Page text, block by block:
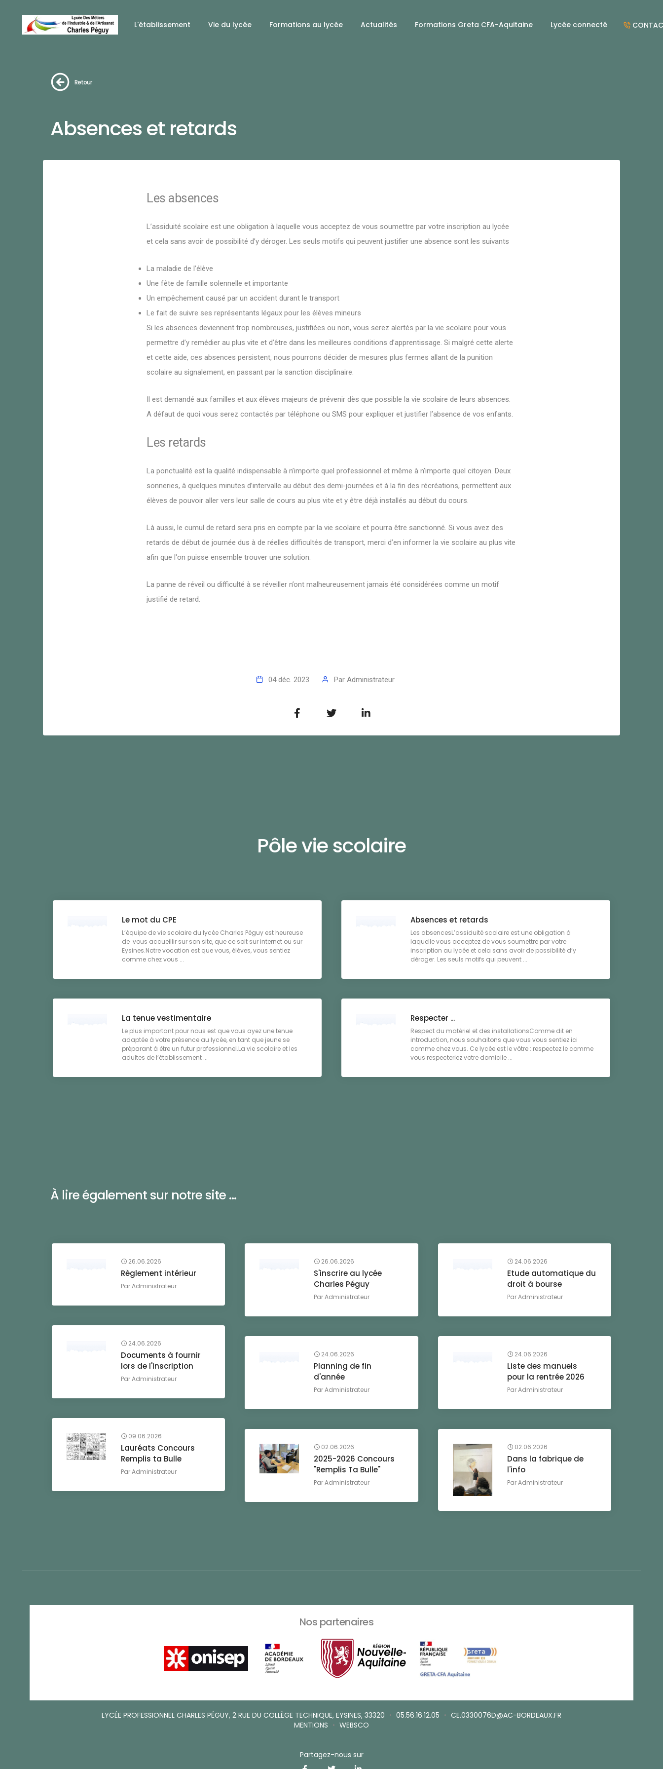
L'établissement Vie du lycée Formations au lycée Actualités Formations Greta CFA-Aquitaine Lycée connecté
Retour
Absences et retards
Les absences
L’assiduité scolaire est une obligation à laquelle vous acceptez de vous soumettre par votre inscription au lycée
et cela sans avoir de possibilité d’y déroger. Les seuls motifs qui peuvent justifier une absence sont les suivants
La maladie de l’élève
Une fête de famille solennelle et importante
Un empêchement causé par un accident durant le transport
Le fait de suivre ses représentants légaux pour les élèves mineurs
Si les absences deviennent trop nombreuses, justifiées ou non, vous serez alertés par la vie scolaire pour vous
permettre d’y remédier au plus vite et d’être dans les meilleures conditions d’apprentissage. Si malgré cette alerte
et cette aide, ces absences persistent, nous pourrons décider de mesures plus fermes allant de la punition
scolaire au signalement, en passant par la sanction disciplinaire.
Il est demandé aux familles et aux élèves majeurs de prévenir dès que possible la vie scolaire de leurs absences.
A défaut de quoi vous serez contactés par téléphone ou SMS pour expliquer et justifier l’absence de vos enfants.
Les retards
La ponctualité est la qualité indispensable à n’importe quel professionnel et même à n’importe quel citoyen. Deux
sonneries, à quelques minutes d’intervalle au début des demi-journées et à la fin des récréations, permettent aux
élèves de pouvoir aller vers leur salle de cours au plus vite et y être déjà installés au début du cours.
Là aussi, le cumul de retard sera pris en compte par la vie scolaire et pourra être sanctionné. Si vous avez des
retards de début de journée dus à de réelles difficultés de transport, merci d’en informer la vie scolaire au plus vite
afin que l'on puisse ensemble trouver une solution.
La panne de réveil ou difficulté à se réveiller n’ont malheureusement jamais été considérées comme un motif
justifié de retard.
04 déc. 2023 Par Administrateur
Pôle vie scolaire
Le mot du CPE
L’équipe de vie scolaire du lycée Charles Péguy est heureuse
de vous accueillir sur son site, que ce soit sur internet ou sur
Eysines.Notre vocation est que vous, élèves, vous sentiez
comme chez vous ...
Absences et retards
Les absencesL’assiduité scolaire est une obligation à
laquelle vous acceptez de vous soumettre par votre
inscription au lycée et cela sans avoir de possibilité d’y
déroger. Les seuls motifs qui peuvent ...
La tenue vestimentaire
Le plus important pour nous est que vous ayez une tenue
adaptée à votre présence au lycée, en tant que jeune se
préparant à être un futur professionnel.La vie scolaire et les
adultes de l’établissement ...
Respecter ...
Respect du matériel et des installationsComme dit en
introduction, nous souhaitons que vous vous sentiez ici
comme chez vous. Ce lycée est le vôtre : respectez le comme
vous respecteriez votre domicile ...
À lire également sur notre site ...
26.06.2026
Règlement intérieur
ParAdministrateur
26.06.2026
S'inscrire au lycée
Charles Péguy
ParAdministrateur
24.06.2026
Etude automatique du
droit à bourse
ParAdministrateur
24.06.2026
Documents à fournir
lors de l'inscription
ParAdministrateur
24.06.2026
Planning de fin
d'année
ParAdministrateur
24.06.2026
Liste des manuels
pour la rentrée 2026
ParAdministrateur
09.06.2026
Lauréats Concours
Remplis ta Bulle
ParAdministrateur
02.06.2026
2025-2026 Concours
"Remplis Ta Bulle"
ParAdministrateur
02.06.2026
Dans la fabrique de
l'info
ParAdministrateur
Nos partenaires
LYCÉE PROFESSIONNEL CHARLES PÉGUY, 2 RUE DU COLLÈGE TECHNIQUE, EYSINES, 33320 • 05.56.16.12.05 • CE.0330076D@AC-BORDEAUX.FR
MENTIONS • WEBSCO
Partagez-nous sur